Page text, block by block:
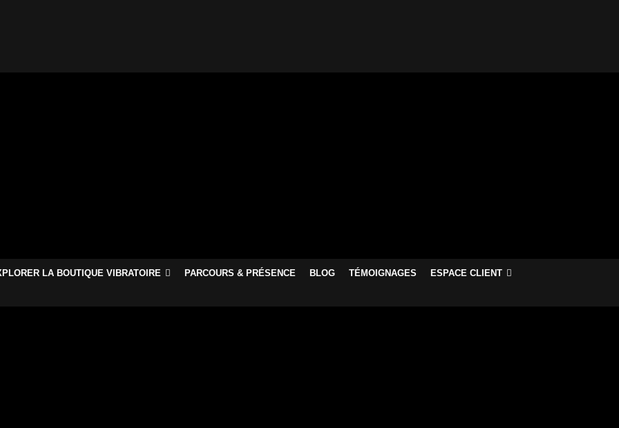
LA BOUTIQUE VIBRATOIRE PARCOURS & PRÉSENCE BLOG TÉMOIGNAGES ESPACE CLIENT